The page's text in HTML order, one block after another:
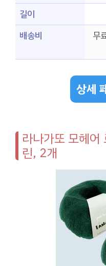
길이
배송비
무
상세
라나가또 모헤
린, 2개